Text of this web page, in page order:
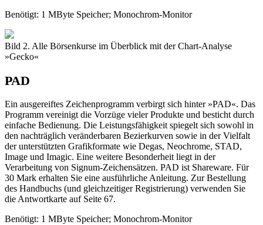
Benötigt: 1 MByte Speicher; Monochrom-Monitor
Bild 2. Alle Börsenkurse im Überblick mit der Chart-Analyse
»Gecko«
PAD
Ein ausgereiftes Zeichenprogramm verbirgt sich hinter »PAD«. Das
Programm vereinigt die Vorzüge vieler Produkte und besticht durch
einfache Bedienung. Die Leistungsfähigkeit spiegelt sich sowohl in
den nachträglich veränderbaren Bezierkurven sowie in der Vielfalt
der unterstützten Grafikformate wie Degas, Neochrome, STAD,
Image und Imagic. Eine weitere Besonderheit liegt in der
Verarbeitung von Signum-Zeichensätzen. PAD ist Shareware. Für
30 Mark erhalten Sie eine ausführliche Anleitung. Zur Bestellung
des Handbuchs (und gleichzeitiger Registrierung) verwenden Sie
die Antwortkarte auf Seite 67.
Benötigt: 1 MByte Speicher; Monochrom-Monitor